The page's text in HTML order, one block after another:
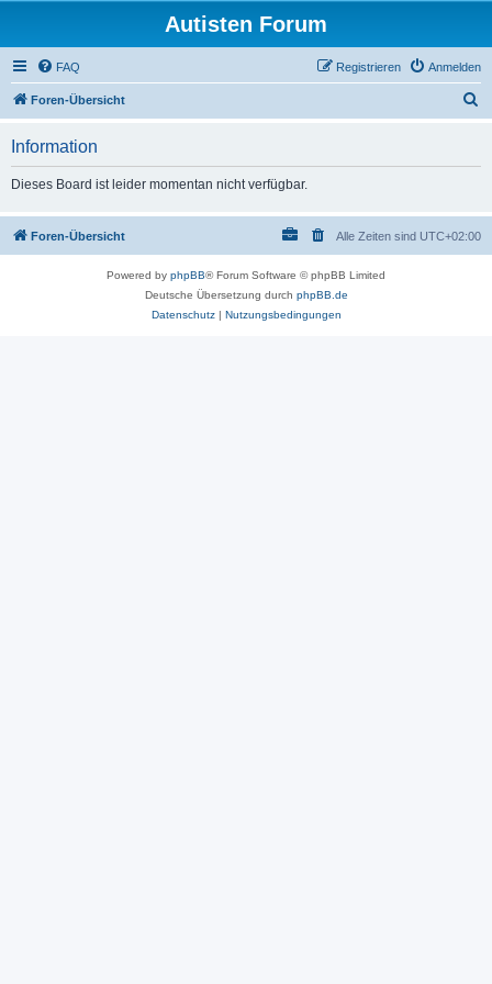
Autisten Forum
FAQ Anmelden
Registrieren
Foren-Übersicht
Information
Dieses Board ist leider momentan nicht verfügbar.
Foren-Übersicht Alle Zeiten sind UTC+02:00
Powered by phpBB® Forum Software © phpBB Limited
Deutsche Übersetzung durch phpBB.de
Datenschutz| Nutzungsbedingungen